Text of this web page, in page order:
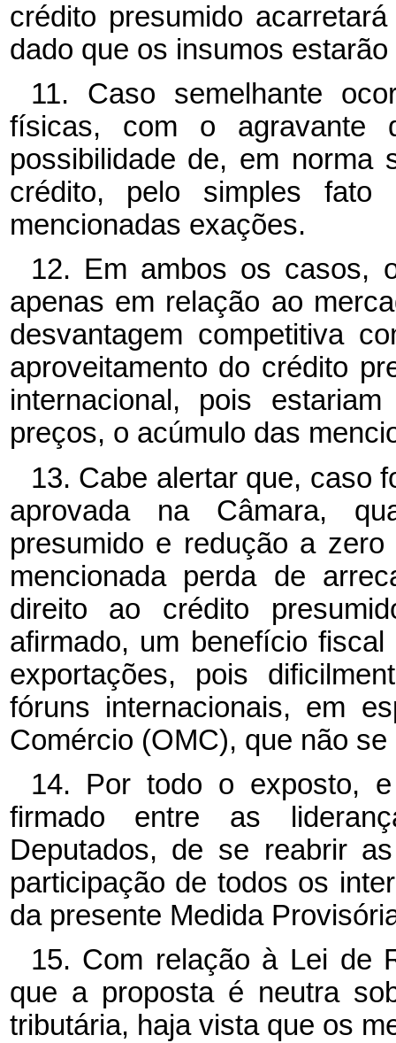
crédito presumido
dado que os insumos
11. Caso semelhante
físicas, com o agravante
possibilidade de, em norma
crédito, pelo simples fato
mencionadas exações.
12. Em ambos os casos,
apenas em relação ao
desvantagem competitiva
aproveitamento do crédito
internacional, pois
preços, o acúmulo das
13. Cabe alertar que, caso
aprovada na Câmara,
presumido e redução a
mencionada perda de
direito ao crédito
afirmado, um benefício
exportações, pois
fóruns internacionais, em
Comércio (OMC), que não
14. Por todo o exposto,
firmado entre as
Deputados, de se reabrir
participação de todos os
da presente Medida
15. Com relação à Lei de
que a proposta é neutra
tributária, haja vista que os